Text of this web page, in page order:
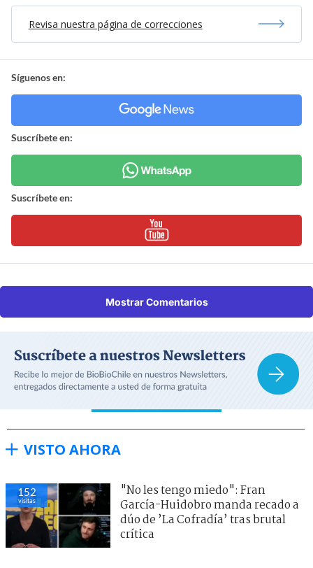
Revisa nuestra página de correcciones
Síguenos en:
Suscríbete en:
Suscríbete en:
Mostrar Comentarios
VISTO AHORA
152
visitas
"No les tengo miedo": Fran
García-Huidobro manda recado a
dúo de ’La Cofradía’ tras brutal
crítica